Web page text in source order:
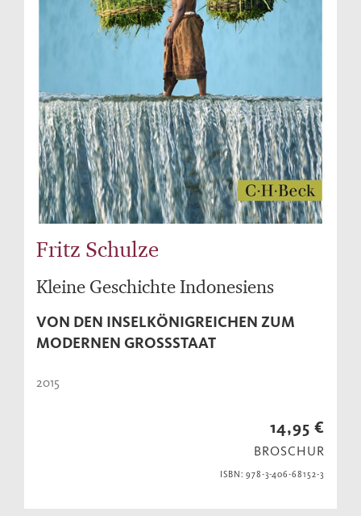
Fritz Schulze
Kleine Geschichte Indonesiens
VON DEN INSELKÖNIGREICHEN ZUM
MODERNEN GROSSSTAAT
2015
14,95 €
BROSCHUR
ISBN: 978-3-406-68152-3